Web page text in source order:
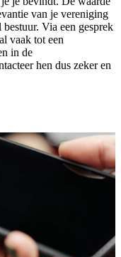
van je vereniging
Via een gesprek
vaak tot een
in de
hen dus zeker en